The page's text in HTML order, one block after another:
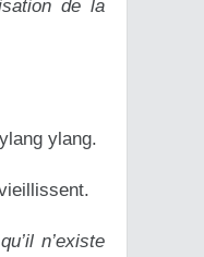
de la
ylang.
n’existe